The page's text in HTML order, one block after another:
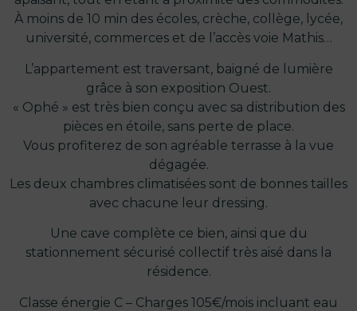
À moins de 10 min des écoles, crèche, collège, lycée,
université, commerces et de l’accès voie Mathis…
L’appartement est traversant, baigné de lumière
grâce à son exposition Ouest.
« Ophé » est très bien conçu avec sa distribution des
pièces en étoile, sans perte de place.
Vous profiterez de son agréable terrasse à la vue
dégagée.
Les deux chambres climatisées sont de bonnes tailles
avec chacune leur dressing.
Une cave complète ce bien, ainsi que du
stationnement sécurisé collectif très aisé dans la
résidence.
Classe énergie C – Charges 105€/mois incluant eau